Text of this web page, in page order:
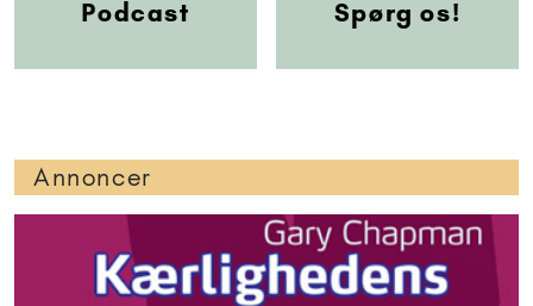
Podcast Spørg os!
Annoncer